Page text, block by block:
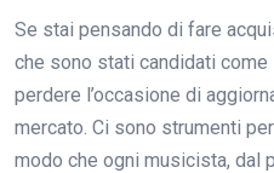
Se stai pensando di fare
che sono stati candidati
perdere l’occasione di
mercato. Ci sono strumenti
modo che ogni musicista, dal